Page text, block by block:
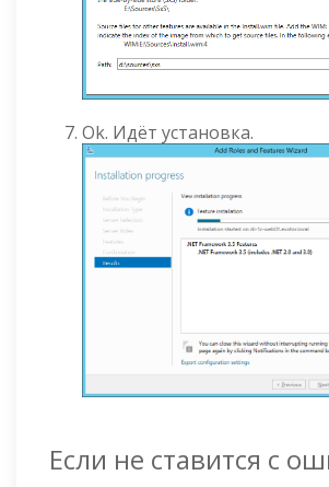
Ok. Идёт установка.
Если не ставится с